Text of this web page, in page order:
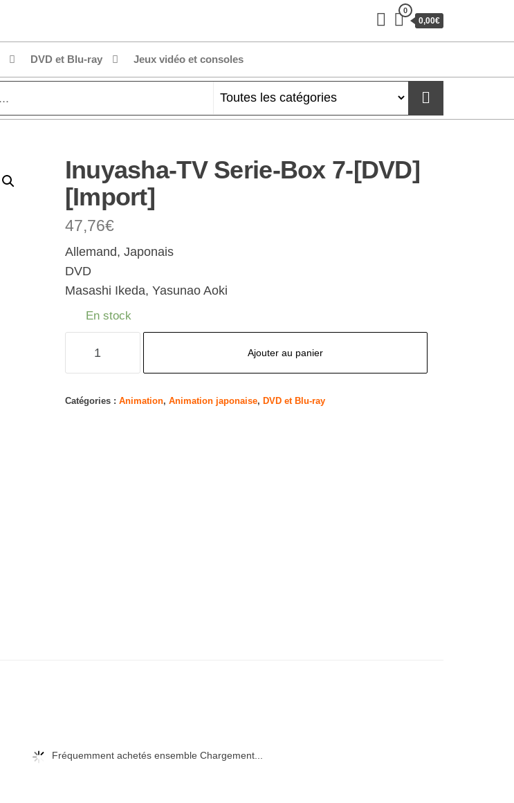
0
0,00€
DVD et Blu-ray Jeux vidéo et consoles
Inuyasha-TV Serie-Box 7-[DVD]
[Import]
47,76€
Allemand, Japonais
DVD
Masashi Ikeda, Yasunao Aoki
En stock
TV
Ajouter au panier
Catégories : Animation, Animation japonaise, DVD et Blu-ray
Fréquemment achetés ensemble Chargement...